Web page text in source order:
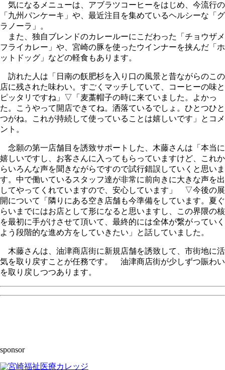
気になるメニューは、アブラツコーヒーをはじめ、今流行の
「九州パンケーキ」や、最近注目を集めているヘルシーな「グ
ラノーラ」。
また、独自ブレンドのカレールーにこだわった「チョウザメ
フライカレー」や、宮崎の豚を使ったウインナーを挟んだ「ホ
ットドッグ」などの軽食もあります。
訪れた人は「日南の飫肥杉を入り口の風景と昔ながらのこの
店に残された味わい。すごくマッチしていて、コーヒーの味と
ピッタリですね」▽「麦藁帽子の時に来ていました。よかっ
た。こうやって開店できてね。洒落ているでしょ。ひとつひと
つがね。これが持続して使っていることは嬉しいです」とコメ
ント。
念願の第一店舗目を誘致サポートした、木藤さんは「本当に
嬉しいですし、お客さんに入ってもらっていますけど、これか
らいろんな声を聞きながらですので試行錯誤していくと思いま
す。中で働いているスタッフ達が非常に前向きに大きな声を出
してやってくれていますので、安心しています」 ▽今後の展
開について「隣りにある空き店舗も今準備をしています。夏ぐ
らいまでにはお店として形になると思いますし、この界隈の核
を最初に手がけさせて頂いて、最終的には全体が繋がっていく
よう段階的な進め方をしていきたい」と話していました。
木藤さんは、油津商店街に新規店舗を誘致して、市街地に活
気を取り戻すことが任務です。 油津商店街が少しずつ賑わい
を取り戻しつつあります。
sponsor